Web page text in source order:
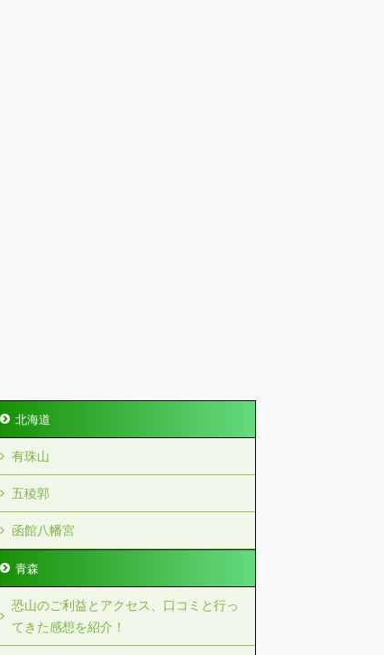
北海道
有珠山
五稜郭
函館八幡宮
青森
恐山のご利益とアクセス、口コミと行っ
てきた感想を紹介！